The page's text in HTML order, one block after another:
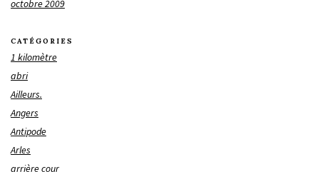
octobre 2009
CATÉGORIES
1 kilomètre
abri
Ailleurs.
Angers
Antipode
Arles
arrière cour